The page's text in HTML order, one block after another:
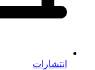
انتشارات